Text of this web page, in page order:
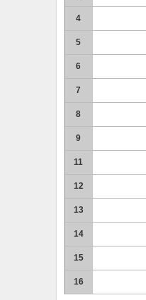
4
5
6
7
8
9
11
12
13
14
15
16